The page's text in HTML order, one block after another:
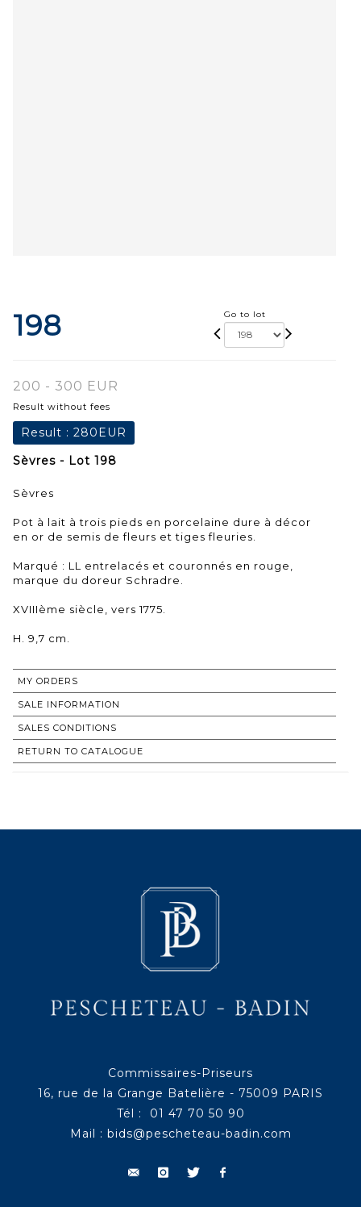
198 Go to lot
200 - 300 EUR
Result without fees
Result : 280EUR
Sèvres - Lot 198
Sèvres
Pot à lait à trois pieds en porcelaine dure à décor
en or de semis de fleurs et tiges fleuries.
Marqué : LL entrelacés et couronnés en rouge,
marque du doreur Schradre.
XVIIIème siècle, vers 1775.
H. 9,7 cm.
MY ORDERS
SALE INFORMATION
SALES CONDITIONS
RETURN TO CATALOGUE
Commissaires-Priseurs
16, rue de la Grange Batelière - 75009 PARIS
Tél : 01 47 70 50 90
Mail : bids@pescheteau-badin.com